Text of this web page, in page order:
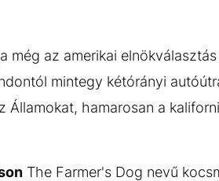
még az amerikai
mintegy kétórányi
hamarosan a
The Farmer's Dog nevű